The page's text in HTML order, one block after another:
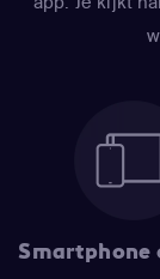
Smartphone